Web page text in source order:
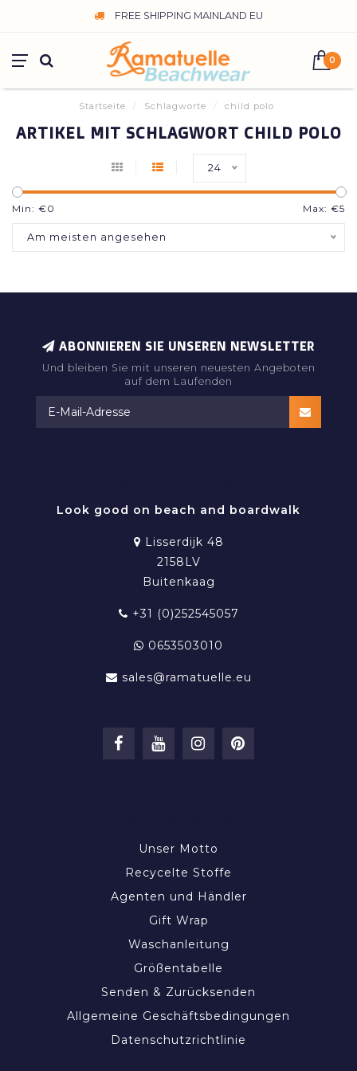
FREE SHIPPING MAINLAND EU
0
Startseite / Schlagworte / child polo
ARTIKEL MIT SCHLAGWORT CHILD POLO
24
Min: €0 Max: €5
Am meisten angesehen
ABONNIEREN SIE UNSEREN NEWSLETTER
Und bleiben Sie mit unseren neuesten Angeboten
auf dem Laufenden
Look good on beach and boardwalk
Lisserdijk 48
2158LV
Buitenkaag
+31 (0)252545057
0653503010
sales@ramatuelle.eu
Unser Motto
Recycelte Stoffe
Agenten und Händler
Gift Wrap
Waschanleitung
Größentabelle
Senden & Zurücksenden
Allgemeine Geschäftsbedingungen
Datenschutzrichtlinie